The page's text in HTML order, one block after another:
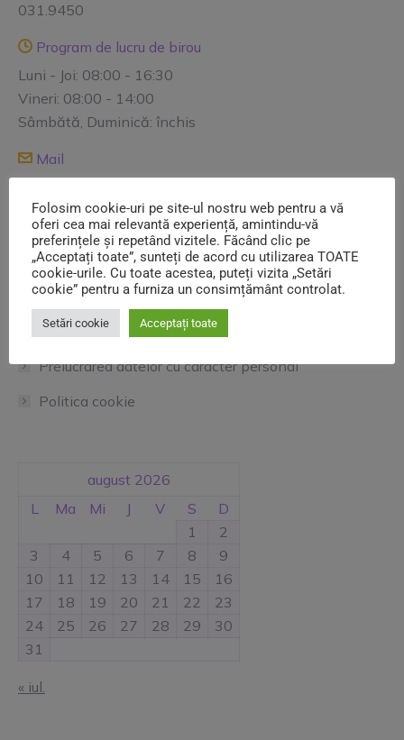
031.9450
Program de lucru de birou
Luni - Joi: 08:00 - 16:30
Vineri: 08:00 - 14:00
Sâmbătă, Duminică: închis
Mail
comercial@salubrizare5.ro dispecerat@salubrizare5.ro
Informații utile
Contracte Utilizatori
Avize salubrizare
Prelucrarea datelor cu caracter personal
Politica cookie
august 2026
L
Ma Mi J V S
D
1
2
3
4 5 6 7 8
9
10
11 12 13 14 15
16
17
18 19 20 21 22
23
24
25 26 27 28 29
30
31
« iul.
Folosim cookie-uri pe site-ul nostru web pentru a vă
oferi cea mai relevantă experiență, amintindu-vă
preferințele și repetând vizitele. Făcând clic pe
„Acceptați toate”, sunteți de acord cu utilizarea TOATE
cookie-urile. Cu toate acestea, puteți vizita „Setări
cookie” pentru a furniza un consimțământ controlat.
Setări cookie Acceptați toate